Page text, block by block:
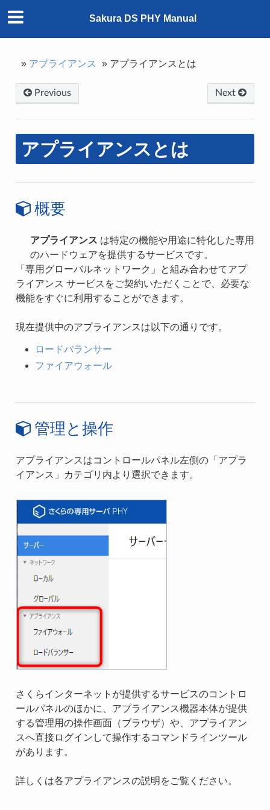
Sakura DS PHY Manual
» アプライアンス » アプライアンスとは
Previous Next
アプライアンスとは
概要
アプライアンス は特定の機能や用途に特化した専用
のハードウェアを提供するサービスです。
「専用グローバルネットワーク」と組み合わせてアプ
ライアンス サービスをご契約いただくことで、必要な
機能をすぐに利用することができます。
現在提供中のアプライアンスは以下の通りです。
ロードバランサー
ファイアウォール
管理と操作
アプライアンスはコントロールパネル左側の「アプラ
イアンス」カテゴリ内より選択できます。
さくらインターネットが提供するサービスのコントロ
ールパネルのほかに、アプライアンス機器本体が提供
する管理用の操作画面（ブラウザ）や、アプライアン
スへ直接ログインして操作するコマンドラインツール
があります。
詳しくは各アプライアンスの説明をご覧ください。